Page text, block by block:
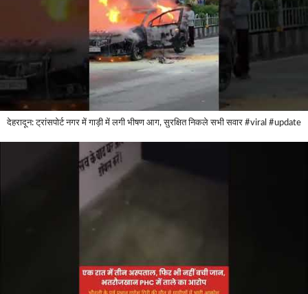
देहरादून: ट्रांसपोर्ट नगर में गाड़ी में लगी भीषण आग, सुरक्षित निकले सभी सवार #viral #update